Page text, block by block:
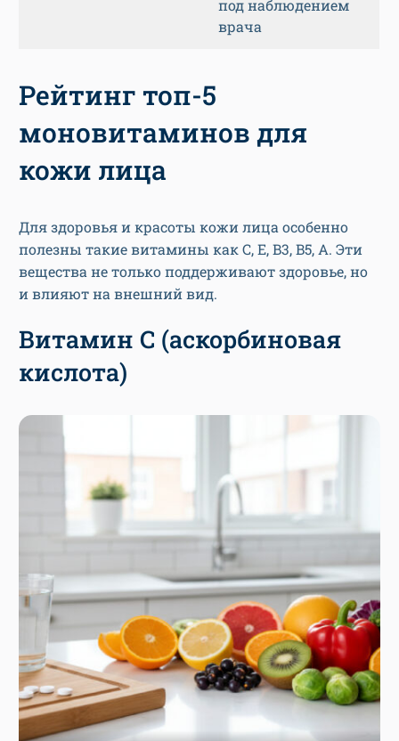
под наблюдением
врача
Рейтинг топ-5
моновитаминов для
кожи лица
Для здоровья и красоты кожи лица особенно
полезны такие витамины как С, E, B3, B5, A. Эти
вещества не только поддерживают здоровье, но
и влияют на внешний вид.
Витамин C (аскорбиновая
кислота)